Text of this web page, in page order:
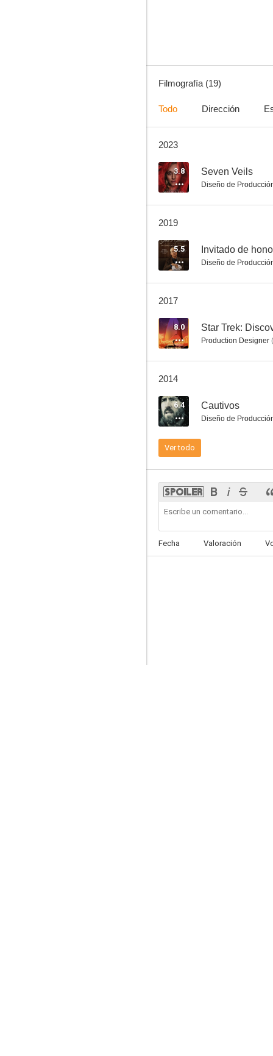
7.0
Filmografía (19)
Todo Dirección
2023
3.8 Seven Veils
Diseño de
2019
5.5 Invitado de
Diseño de
2017
8.0 Star Trek:
Production Designer (
2014
6.4 Cautivos
Diseño de
Ver todo
Fecha Valoración